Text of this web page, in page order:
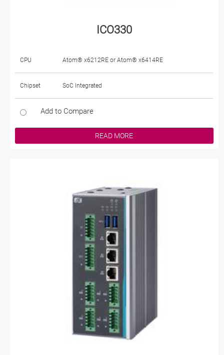
ICO330
CPU Atom® x6212RE or Atom® x6414RE
Chipset SoC Integrated
Add to Compare
READ MORE